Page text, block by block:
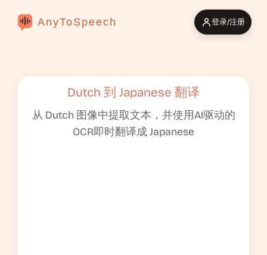
AnyToSpeech 登录/注册
Dutch 到 Japanese 翻译
从 Dutch 图像中提取文本，并使用AI驱动的
OCR即时翻译成 Japanese